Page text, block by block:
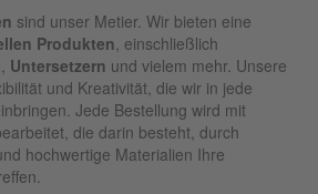
sind unser Metier. Wir bieten eine
Produkten, einschließlich
, Untersetzern und vielem mehr. Unsere
und Kreativität, die wir in jede
Jede Bestellung wird mit
die darin besteht, durch
hochwertige Materialien Ihre